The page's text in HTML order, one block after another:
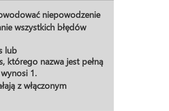
niepowodzenie
wszystkich błędów
lub
którego nazwa jest pełną
1.
z włączonym